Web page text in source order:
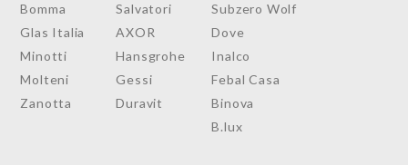
Bomma
Glas Italia
Minotti
Molteni
Zanotta
Salvatori
AXOR
Hansgrohe
Gessi
Duravit
Subzero Wolf
Dove
Inalco
Febal Casa
Binova
B.lux